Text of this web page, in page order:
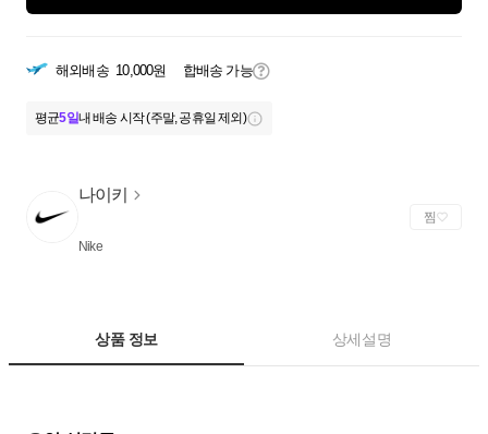
해외배송 10,000원 합배송 가능
평균5일내 배송 시작 (주말, 공휴일 제외)
나이키
Nike
찜
상품 정보 상세설명